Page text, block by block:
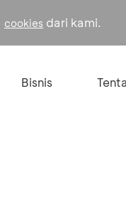
cookies dari kami.
Bisnis